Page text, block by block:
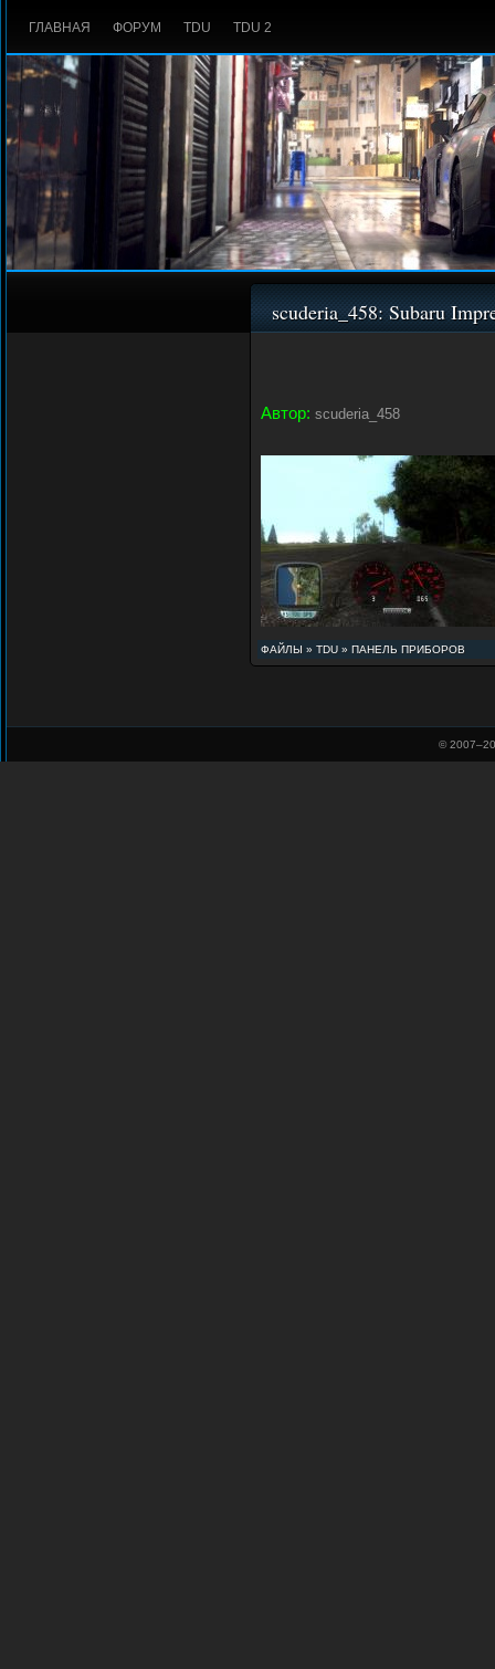
ГЛАВНАЯ ФОРУМ TDU TDU 2
scuderia_458: Subaru
Автор: scuderia_458
ФАЙЛЫ » TDU » ПАНЕЛЬ ПРИБОРОВ
© 2007–